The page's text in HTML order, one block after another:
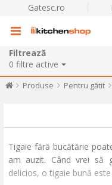
Gatesc.ro
Filtrează
0 filtre active
Produse Pentru gătit
Tigaie fără bucătărie
am auzit. Când vrei să
delicios, o tigaie bună